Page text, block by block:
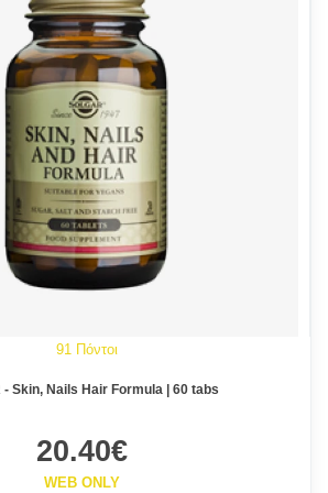
91 Πόντοι
SOLGAR - Skin, Nails Hair Formula | 60 tabs
20.40€
WEB ONLY